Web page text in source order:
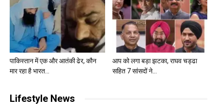
पाकिस्तान में एक और आतंकी ढेर, कौन
मार रहा है भारत...
आप को लगा बड़ा झटका, राघव चड्ढा
सहित 7 सांसदों ने...
Lifestyle News